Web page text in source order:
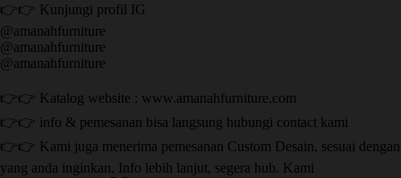
👉👉 Kunjungi profil IG
@amanahfurniture
@amanahfurniture
@amanahfurniture
👉👉 Katalog website : www.amanahfurniture.com
👉👉 info & pemesanan bisa langsung hubungi contact kami
👉👉 Kami juga menerima pemesanan Custom Desain, sesuai dengan
yang anda inginkan. Info lebih lanjut, segera hub. Kami